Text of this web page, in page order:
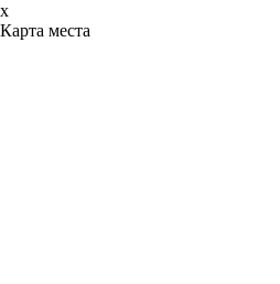
x
Карта места